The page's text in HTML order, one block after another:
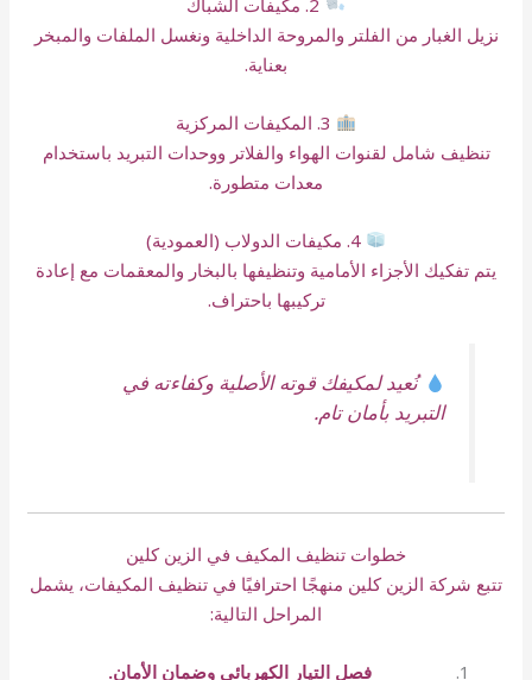
نزيل الغبار من الفلتر والمروحة الداخلية ونغسل الملفات والمبخر
بعناية.
تنظيف شامل لقنوات الهواء والفلاتر ووحدات التبريد باستخدام
معدات متطورة.
4. مكيفات الدولاب (العمودية)
يتم تفكيك الأجزاء الأمامية وتنظيفها بالبخار والمعقمات مع إعادة
تركيبها باحتراف.
نُعيد لمكيفك قوته الأصلية وكفاءته في
التبريد بأمان تام.
خطوات تنظيف المكيف في الزين كلين
تتبع شركة الزين كلين منهجًا احترافيًا في تنظيف المكيفات، يشمل
المراحل التالية:
فصل التيار الكهربائي وضمان الأمان.